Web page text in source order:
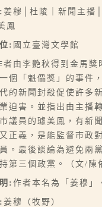
姜穆│杜陵｜新聞主播
鳳
: 國立臺灣文學館
者由李艷秋得到金馬獎
個「魁儡獎」的事件
的新聞封殺促使許多
迫害。並指出由主播
議員的璩美鳳，有新
正義，是能監督市政
。最後談論為避免兩
第三個政黨。（文/陳
: 作者本名為「姜穆」
姜穆（牧野）